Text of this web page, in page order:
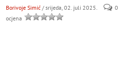
Borivoje Simić / srijeda, 02. juli 2025. 0
ocjena